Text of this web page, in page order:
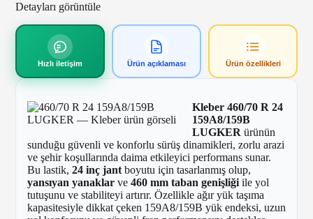
Detayları görüntüle
Hızlı iletişim Ürün açıklaması Ürün özellikleri
Kleber 460/70 R 24
159A8/159B
LUGKER ürünün
sunduğu güvenli ve konforlu sürüş dinamikleri, zorlu arazi
ve şehir koşullarında daima etkileyici performans sunar.
Bu lastik, 24 inç jant boyutu için tasarlanmış olup,
yansıyan yanaklar ve 460 mm taban genişliği ile yol
tutuşunu ve stabiliteyi artırır. Özellikle ağır yük taşıma
kapasitesiyle dikkat çeken 159A8/159B yük endeksi, uzun